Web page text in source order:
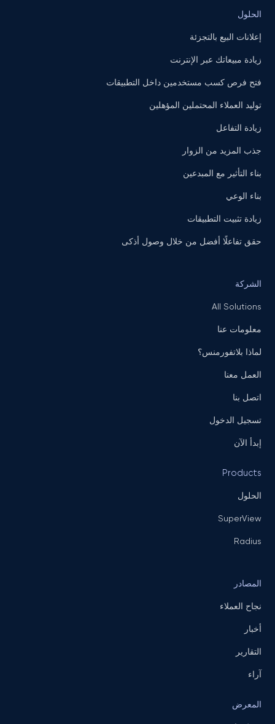
الحلول
إعلانات البيع بالتجزئة
زيادة مبيعاتك عبر الإنترنت
فتح فرص كسب مستخدمين داخل التطبيقات
توليد العملاء المحتملين المؤهلين
زيادة التفاعل
جذب المزيد من الزوار
بناء التأثير مع المبدعين
بناء الوعي
زيادة تثبيت التطبيقات
حقق تفاعلًا أفضل من خلال وصول أذكى
الشركة
All Solutions
معلومات عنا
لماذا بلاتفورمنس؟
العمل معنا
اتصل بنا
تسجيل الدخول
إبدأ الآن
Products
الحلول
SuperView
Radius
المصادر
نجاح العملاء
أخبار
التقارير
آراء
المعرض